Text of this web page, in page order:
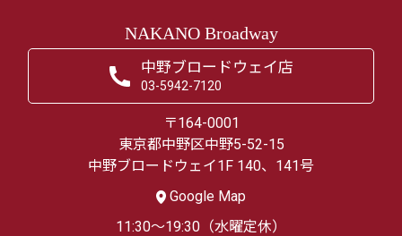
NAKANO Broadway
中野ブロードウェイ店
03-5942-7120
〒164-0001
東京都中野区中野5-52-15
中野ブロードウェイ1F 140、141号
Google Map
11:30～19:30（水曜定休）